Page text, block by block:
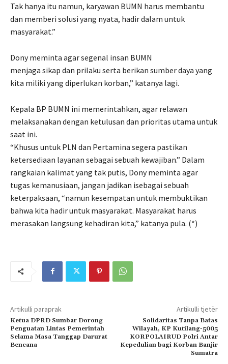
Tak hanya itu namun, karyawan BUMN harus membantu
dan memberi solusi yang nyata, hadir dalam untuk
masyarakat.”
Dony meminta agar segenal insan BUMN
menjaga sikap dan prilaku serta berikan sumber daya yang
kita miliki yang diperlukan korban,” katanya lagi.
Kepala BP BUMN ini memerintahkan, agar relawan
melaksanakan dengan ketulusan dan prioritas utama untuk
saat ini.
“Khusus untuk PLN dan Pertamina segera pastikan
ketersediaan layanan sebagai sebuah kewajiban.” Dalam
rangkaian kalimat yang tak putis, Dony meminta agar
tugas kemanusiaan, jangan jadikan isebagai sebuah
keterpaksaan, “namun kesempatan untuk membuktikan
bahwa kita hadir untuk masyarakat. Masyarakat harus
merasakan langsung kehadiran kita,” katanya pula. (*)
Artikulli paraprak
Ketua DPRD Sumbar Dorong
Penguatan Lintas Pemerintah
Selama Masa Tanggap Darurat
Bencana
Artikulli tjetër
Solidaritas Tanpa Batas
Wilayah, KP Kutilang-5005
KORPOLAIRUD Polri Antar
Kepedulian bagi Korban Banjir
Sumatra